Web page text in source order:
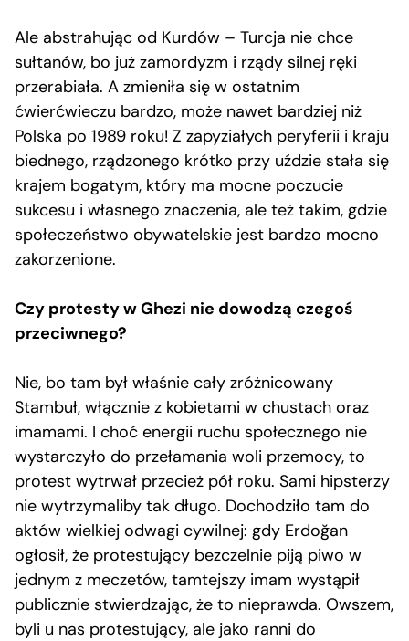
Ale abstrahując od Kurdów – Turcja nie chce
sułtanów, bo już zamordyzm i rządy silnej ręki
przerabiała. A zmieniła się w ostatnim
ćwierćwieczu bardzo, może nawet bardziej niż
Polska po 1989 roku! Z zapyziałych peryferii i kraju
biednego, rządzonego krótko przy uździe stała się
krajem bogatym, który ma mocne poczucie
sukcesu i własnego znaczenia, ale też takim, gdzie
społeczeństwo obywatelskie jest bardzo mocno
zakorzenione.
Czy protesty w Ghezi nie dowodzą czegoś
przeciwnego?
Nie, bo tam był właśnie cały zróżnicowany
Stambuł, włącznie z kobietami w chustach oraz
imamami. I choć energii ruchu społecznego nie
wystarczyło do przełamania woli przemocy, to
protest wytrwał przecież pół roku. Sami hipsterzy
nie wytrzymaliby tak długo. Dochodziło tam do
aktów wielkiej odwagi cywilnej: gdy Erdoğan
ogłosił, że protestujący bezczelnie piją piwo w
jednym z meczetów, tamtejszy imam wystąpił
publicznie stwierdzając, że to nieprawda. Owszem,
byli u nas protestujący, ale jako ranni do